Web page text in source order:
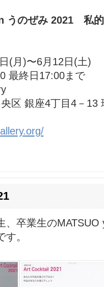
うのぜみ 2021 私的
(月)〜6月12日(土)
最終日17:00まで
区 銀座4丁目4－13
、卒業生の
。